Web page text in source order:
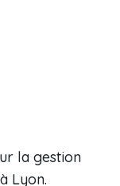
la gestion
Lyon.